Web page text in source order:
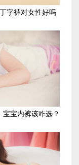
字裤对女性好吗
宝内裤该咋选？